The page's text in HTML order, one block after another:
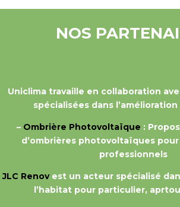
NOS
Uniclima travaille en collaboration
spécialisées dans
– Ombrière Photovoltaïque :
d’ombrières photovoltaïques
professionnels
JLC Renovest un acteur spécialisé
l’habitat pour particulier,